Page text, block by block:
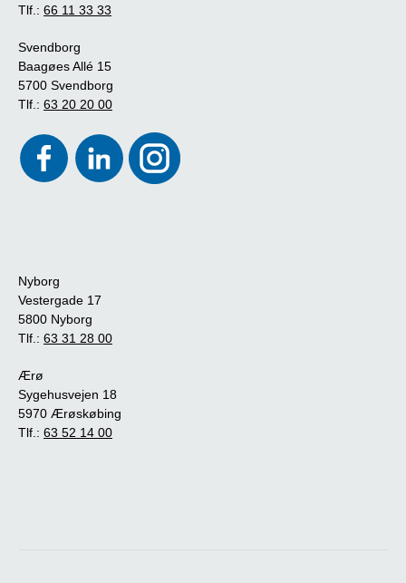
Tlf.: 66 11 33 33
Svendborg
Baagøes Allé 15
5700 Svendborg
Tlf.: 63 20 20 00
Nyborg
Vestergade 17
5800 Nyborg
Tlf.: 63 31 28 00
Ærø
Sygehusvejen 18
5970 Ærøskøbing
Tlf.: 63 52 14 00